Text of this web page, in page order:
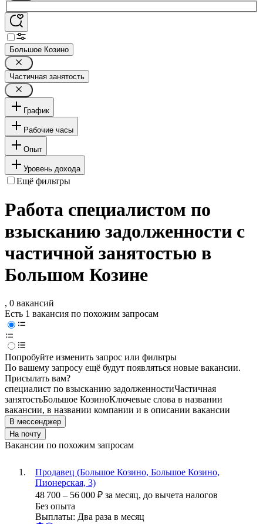
Большое Козино
Частичная занятость
График
Рабочие часы
Опыт
Уровень дохода
Ещё фильтры
Работа специалистом по
взысканию задолженности с
частичной занятостью в
Большом Козине
, 0 вакансий
Есть 1 вакансия по похожим запросам
Попробуйте изменить запрос или фильтры
По вашему запросу ещё будут появляться новые вакансии.
Присылать вам?
специалист по взысканию задолженностиЧастичная
занятостьБольшое КозиноКлючевые слова в названии
вакансии, в названии компании и в описании вакансии
В мессенджер
На почту
Вакансии по похожим запросам
Продавец (Большое Козино, Большое Козино,
Пионерская, 3)
48 700 – 56 000 ₽ за месяц, до вычета налогов
Без опыта
Выплаты: Два раза в месяц